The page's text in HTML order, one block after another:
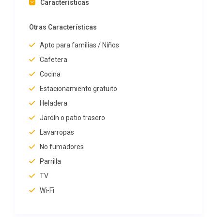
IMPORTANTE NO SE ACEPTAN MASCOTAS DE
Características
Otras Características
Apto para familias / Niños
Cafetera
Cocina
Estacionamiento gratuito
Heladera
Jardín o patio trasero
Lavarropas
No fumadores
Parrilla
TV
Wi-Fi